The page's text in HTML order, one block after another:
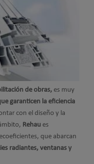
de obras, es muy
garanticen la eficiencia
con el diseño y la
Rehau es
que abarcan
radiantes, ventanas y